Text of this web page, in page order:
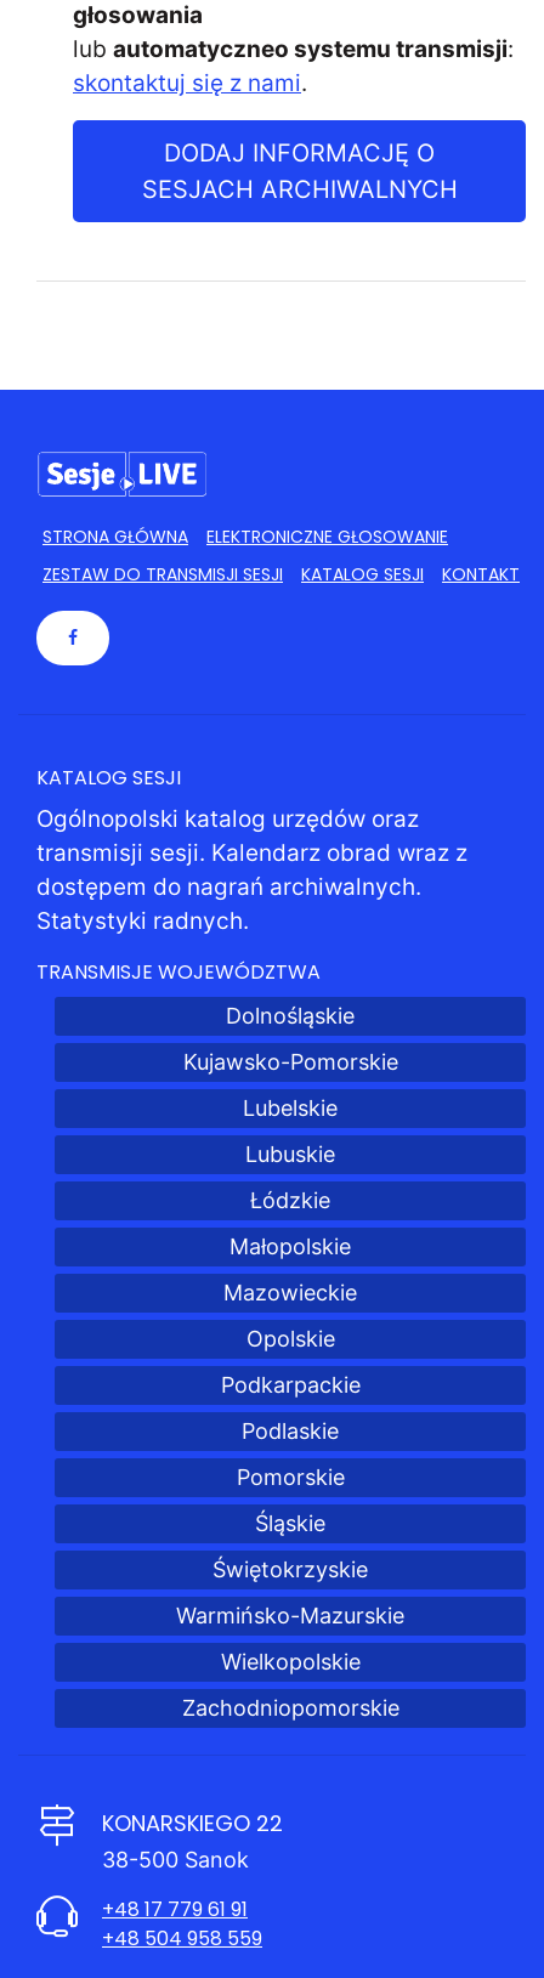
głosowania
lub automatyczneo systemu transmisji:
skontaktuj się z nami.
DODAJ INFORMACJĘ O
SESJACH ARCHIWALNYCH
STRONA GŁÓWNA
ELEKTRONICZNE GŁOSOWANIE
ZESTAW DO TRANSMISJI SESJI
KATALOG SESJI KONTAKT
KATALOG SESJI
Ogólnopolski katalog urzędów oraz
transmisji sesji. Kalendarz obrad wraz z
dostępem do nagrań archiwalnych.
Statystyki radnych.
TRANSMISJE WOJEWÓDZTWA
Dolnośląskie
Kujawsko-Pomorskie
Lubelskie
Lubuskie
Łódzkie
Małopolskie
Mazowieckie
Opolskie
Podkarpackie
Podlaskie
Pomorskie
Śląskie
Świętokrzyskie
Warmińsko-Mazurskie
Wielkopolskie
Zachodniopomorskie
KONARSKIEGO 22
38-500 Sanok
+48 17 779 61 91
+48 504 958 559